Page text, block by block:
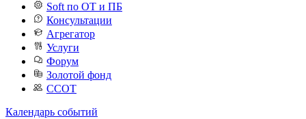
Soft по ОТ и ПБ
Консультации
Агрегатор
Услуги
Форум
Золотой фонд
ССОТ
Календарь событий